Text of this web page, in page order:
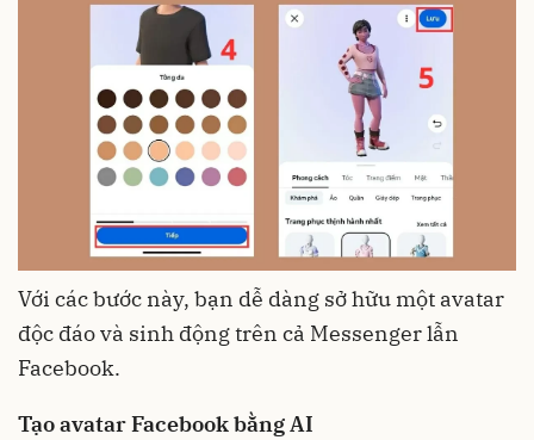
Với các bước này, bạn dễ dàng sở hữu một avatar
độc đáo và sinh động trên cả Messenger lẫn
Facebook.
Tạo avatar Facebook bằng AI